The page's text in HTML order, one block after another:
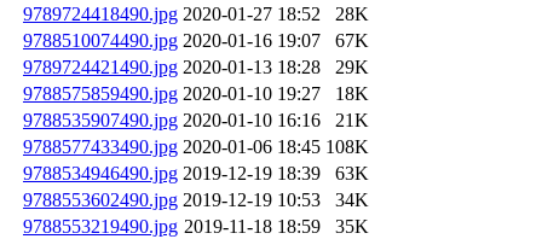
9789724418490.jpg 2020-01-27 18:52
28K
9788510074490.jpg 2020-01-16 19:07
67K
9789724421490.jpg 2020-01-13 18:28
29K
9788575859490.jpg 2020-01-10 19:27
18K
9788535907490.jpg 2020-01-10 16:16
21K
9788577433490.jpg 2020-01-06 18:45 108K
9788534946490.jpg 2019-12-19 18:39
63K
9788553602490.jpg 2019-12-19 10:53
34K
9788553219490.jpg 2019-11-18 18:59
35K